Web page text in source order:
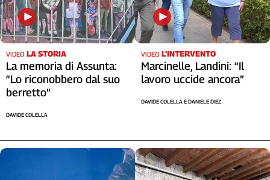
VIDEO LA STORIA
La memoria di Assunta:
“Lo riconobbero dal suo
berretto”
DAVIDE COLELLA
VIDEO L’INTERVENTO
Marcinelle, Landini: “Il
lavoro uccide ancora”
DAVIDE COLELLA E DANIELE DIEZ